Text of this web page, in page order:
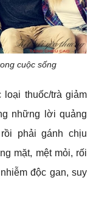
cuộc sống
thuốc/trà giảm
những lời quảng
phải gánh chịu
mặt, mệt mỏi, rối
độc gan, suy